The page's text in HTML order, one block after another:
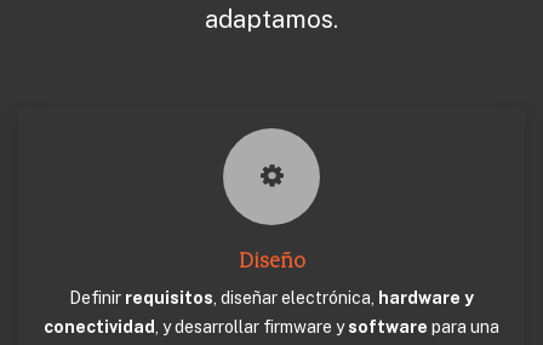
adaptamos.
Diseño
Definir requisitos, diseñar electrónica, hardware y
conectividad, y desarrollar firmware ysoftware para una